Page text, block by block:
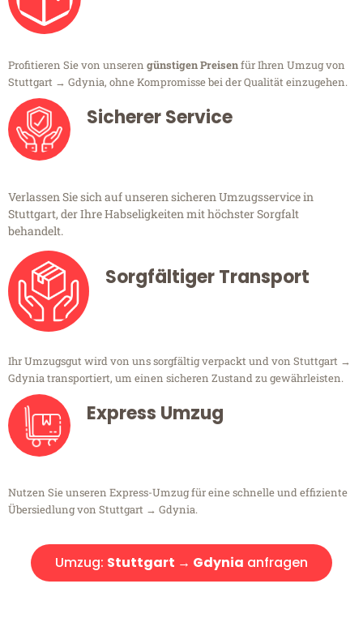
Profitieren Sie von unseren günstigen Preisenfür Ihren Umzug von
Stuttgart → Gdynia, ohne Kompromisse bei der Qualität einzugehen.
Sicherer Service
Verlassen Sie sich auf unseren sicheren Umzugsservice in
Stuttgart, der Ihre Habseligkeiten mit höchster Sorgfalt
behandelt.
Sorgfältiger Transport
Ihr Umzugsgut wird von uns sorgfältig verpackt und von Stuttgart →
Gdynia transportiert, um einen sicheren Zustand zu gewährleisten.
Express Umzug
Nutzen Sie unseren Express-Umzug für eine schnelle und effiziente
Übersiedlung von Stuttgart → Gdynia.
Umzug: Stuttgart → Gdynia anfragen